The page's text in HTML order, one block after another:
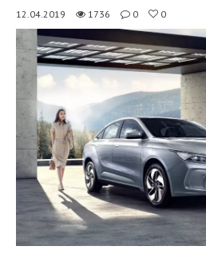
12.04.2019 1736 0 0